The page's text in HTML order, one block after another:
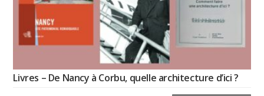
Livres – De Nancy à Corbu, quelle architecture d’ici ?